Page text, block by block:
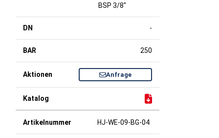
BSP 3/8"
-
250
Anfrage
HJ-WE-09-BG-04